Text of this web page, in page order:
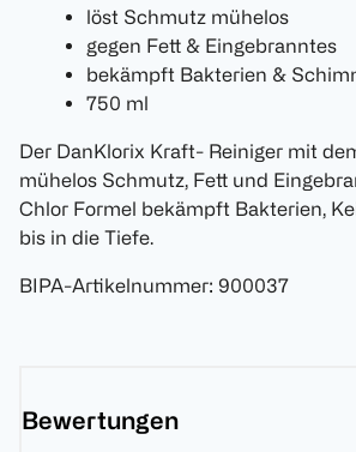
löst Schmutz mühelos
gegen Fett & Eingebranntes
bekämpft Bakterien &
750 ml
Der DanKlorix Kraft- Reiniger mit
mühelos Schmutz, Fett und
Chlor Formel bekämpft Bakterien,
bis in die Tiefe.
BIPA-Artikelnummer: 900037
Bewertungen